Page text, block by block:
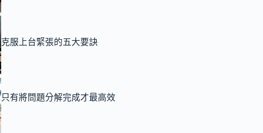
克服上台緊張的五大要訣
只有將問題分解完成才最高效